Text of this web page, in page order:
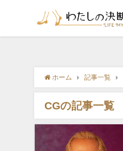
ホーム 記事一覧
CGの記事一覧